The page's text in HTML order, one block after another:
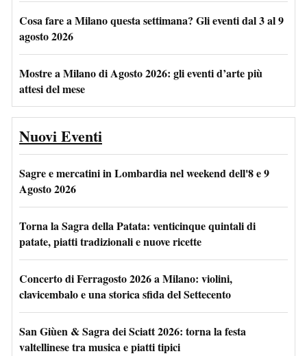
Cosa fare a Milano questa settimana? Gli eventi dal 3 al 9
agosto 2026
Mostre a Milano di Agosto 2026: gli eventi d’arte più
attesi del mese
Nuovi Eventi
Sagre e mercatini in Lombardia nel weekend dell'8 e 9
Agosto 2026
Torna la Sagra della Patata: venticinque quintali di
patate, piatti tradizionali e nuove ricette
Concerto di Ferragosto 2026 a Milano: violini,
clavicembalo e una storica sfida del Settecento
San Giùen & Sagra dei Sciatt 2026: torna la festa
valtellinese tra musica e piatti tipici